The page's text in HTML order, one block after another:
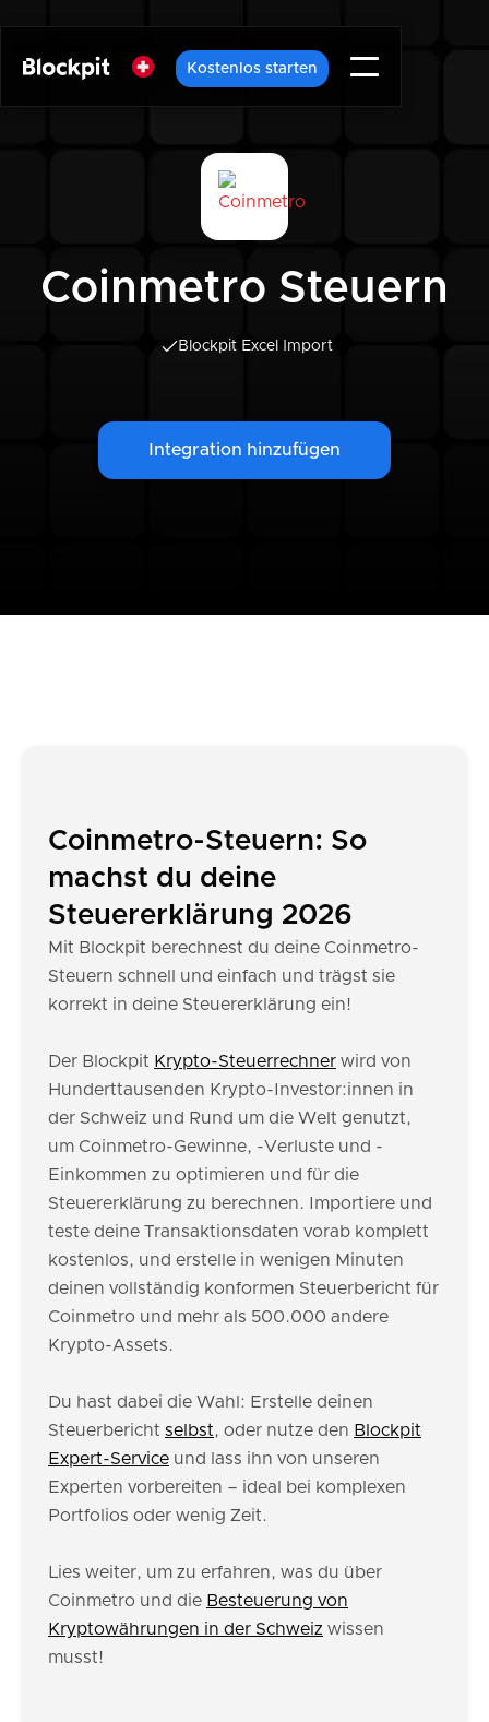
Kostenlos starten
Coinmetro Steuern
Blockpit Excel Import
Integration hinzufügen
Coinmetro-Steuern: So
machst du deine
Steuererklärung 2026
Mit Blockpit berechnest du deine Coinmetro-
Steuern schnell und einfach und trägst sie
korrekt in deine Steuererklärung ein!
Der Blockpit Krypto-Steuerrechner wird von
Hunderttausenden Krypto-Investor:innen in
der Schweiz und Rund um die Welt genutzt,
um Coinmetro-Gewinne, -Verluste und -
Einkommen zu optimieren und für die
Steuererklärung zu berechnen. Importiere und
teste deine Transaktionsdaten vorab komplett
kostenlos, und erstelle in wenigen Minuten
deinen vollständig konformen Steuerbericht für
Coinmetro und mehr als 500.000 andere
Krypto-Assets.
Du hast dabei die Wahl: Erstelle deinen
Steuerbericht selbst, oder nutze den Blockpit
Expert-Service und lass ihn von unseren
Experten vorbereiten – ideal bei komplexen
Portfolios oder wenig Zeit.
Lies weiter, um zu erfahren, was du über
Coinmetro und die Besteuerung von
Kryptowährungen in der Schweiz wissen
musst!